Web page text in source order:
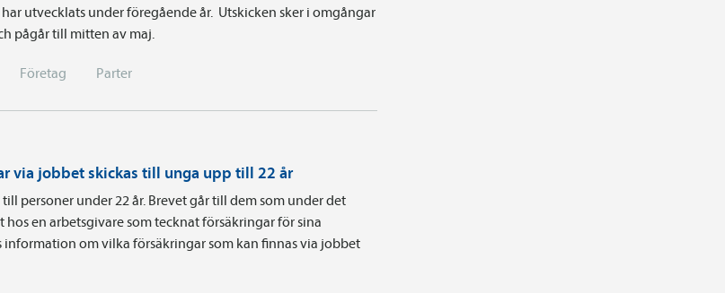
utvecklats under föregående år. Utskicken sker i omgångar
pågår till mitten av maj.
Företag Parter
via jobbet skickas till unga upp till 22 år
personer under 22 år. Brevet går till dem som under det
hos en arbetsgivare som tecknat försäkringar för sina
information om vilka försäkringar som kan finnas via jobbet